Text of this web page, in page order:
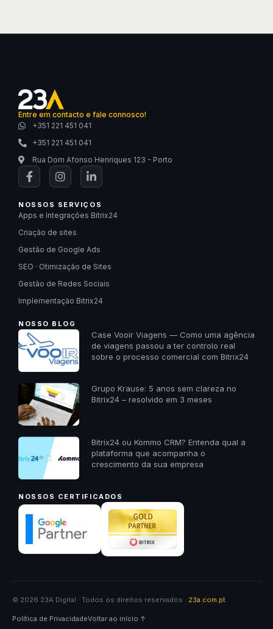
Entre em contacto e fale connosco!
+351 221 451 041
+351 221 451 041
Rua Dom Afonso Henriques 123 - Porto
NOSSOS SERVIÇOS
Apps e Integrações Bitrix24
Criação de sites
Gestão de Google Ads
SEO · Otimização de Sites
Gestão de Redes Sociais
Implementação Bitrix24
NOSSO BLOG
Case Vooir Viagens — Como uma agência
de viagens passou a ter controlo real
sobre o processo comercial com Bitrix24
Grupo Krause: 5 anos sem clareza no
Bitrix24 – resolvido em 3 meses
Bitrix24 ou Kommo CRM? Entenda qual a
plataforma que acompanha o
crescimento da sua empresa
NOSSOS CERTIFICADOS
© 2026 23A Digital · Todos os direitos reservados · 23a.com.pt
Política de PrivacidadeVoltar ao início ↑